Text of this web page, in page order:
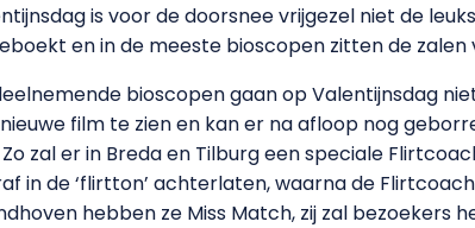
is voor de doorsnee vrijgezel niet de
en in de meeste bioscopen zitten de
bioscopen gaan op Valentijnsdag
film te zien en kan er na afloop nog
zal er in Breda en Tilburg een speciale
in de ‘flirtton’ achterlaten, waarna de
hebben ze Miss Match, zij zal